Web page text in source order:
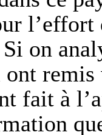
on
fait à